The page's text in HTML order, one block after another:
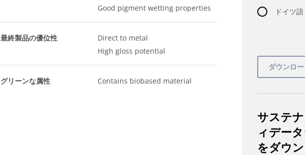
Good pigment wetting properties
最終製品の優位性
Direct to metal
High gloss potential
グリーンな属性 Contains biobased material
ドイツ
サステ
ィデー
をダウ